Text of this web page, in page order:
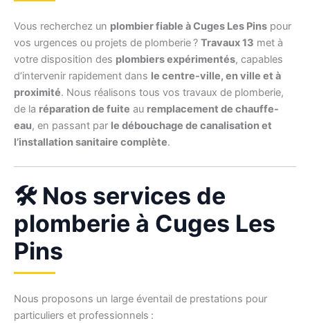
Vous recherchez un plombier fiable à Cuges Les Pins pour
vos urgences ou projets de plomberie ? Travaux 13 met à
votre disposition des plombiers expérimentés, capables
d’intervenir rapidement dans le centre-ville, en ville et à
proximité. Nous réalisons tous vos travaux de plomberie,
de la réparation de fuite au remplacement de chauffe-
eau, en passant par le débouchage de canalisation et
l’installation sanitaire complète.
🛠️ Nos services de
plomberie à Cuges Les
Pins
Nous proposons un large éventail de prestations pour
particuliers et professionnels :